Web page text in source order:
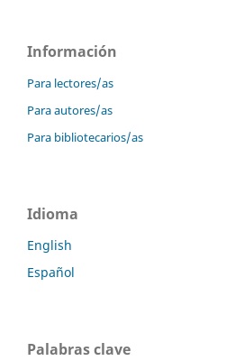
Información
Para lectores/as
Para autores/as
Para bibliotecarios/as
Idioma
English
Español
Palabras clave